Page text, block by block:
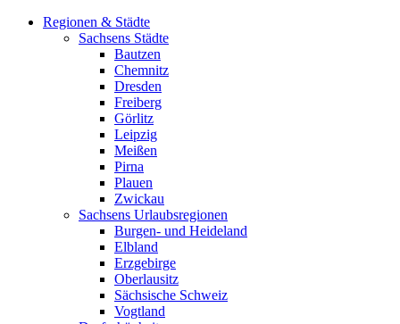
Regionen & Städte
Sachsens Städte
Bautzen
Chemnitz
Dresden
Freiberg
Görlitz
Leipzig
Meißen
Pirna
Plauen
Zwickau
Sachsens Urlaubsregionen
Burgen- und Heideland
Elbland
Erzgebirge
Oberlausitz
Sächsische Schweiz
Vogtland